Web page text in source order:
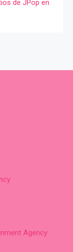
Agency